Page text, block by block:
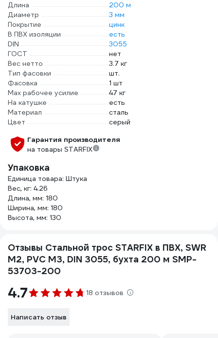
Длина
200 м
Диаметр
3 мм
Покрытие
цинк
В ПВХ изоляции
есть
DIN
3055
ГОСТ
нет
Вес нетто
3.7 кг
Тип фасовки
шт.
Фасовка
1 шт
Max рабочее усилие
47 кг
На катушке
есть
Материал
сталь
Цвет
серый
Гарантия производителя
на товары STARFIX
Упаковка
Единица товара: Штука
Вес, кг: 4.26
Длина, мм: 180
Ширина, мм: 180
Высота, мм: 130
Отзывы Стальной трос STARFIX в ПВХ, SWR
М2, PVC М3, DIN 3055, бухта 200 м SMP-
53703-200
4.7 18 отзывов
Написать отзыв